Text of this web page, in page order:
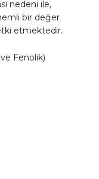
nedeni ile,
bir değer
etmektedir.
Fenolik)